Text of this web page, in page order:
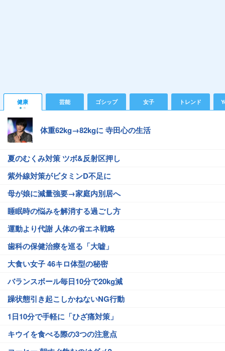
健康 芸能 ゴシップ 女子 トレンド
体重62kg→82kgに 寺田心の生活
夏のむくみ対策 ツボ&反射区押し
紫外線対策がビタミンD不足に
母が娘に減量強要→家庭内別居へ
睡眠時の悩みを解消する過ごし方
運動より代謝 人体の省エネ戦略
歯科の保健治療を巡る「大嘘」
大食い女子 46キロ体型の秘密
バランスボール毎日10分で20kg減
躁状態引き起こしかねないNG行動
1日10分で手軽に「ひざ痛対策」
キウイを食べる際の3つの注意点